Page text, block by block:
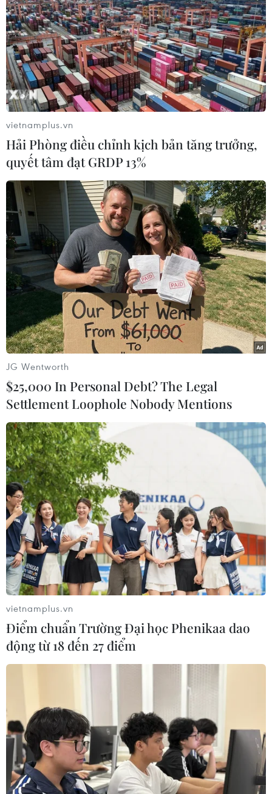
Hải quân Việt Nam luyện tập chung với
Hải quân Hoàng gia Anh
11/02/2023 11:36
Quá trình huấn luyện, Hải quân Việt Nam và Hải quân
Hoàng gia Anh đã luyện tập chung vận động đội hình;
thực hiện thủ tục chào nhau trên biển, trao đổi thông tin;
luyện tập thông tin tín hiệu quốc tế.
Hải quân Anh lần đầu tham gia tập trận
chung ở Thái Bình Dương
20/11/2022 04:41
Keen Sword 2022 có sự tham gia của 36.000 quân
nhân, 30 tàu và 370 máy bay, chủ yếu là của Nhật Bản
và Mỹ, ngoài ra còn có Australia, Canada và Anh cùng
tham gia.
vietnamplus.vn
Hải Phòng điều chỉnh kịch bản tăng trưởng,
quyết tâm đạt GRDP 13%
JG Wentworth
$25,000 In Personal Debt? The Legal
Settlement Loophole Nobody Mentions
vietnamplus.vn
Điểm chuẩn Trường Đại học Phenikaa dao
động từ 18 đến 27 điểm